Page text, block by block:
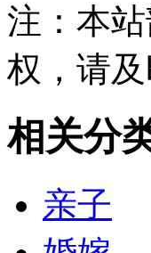
注：本
权，请
相关分
亲子